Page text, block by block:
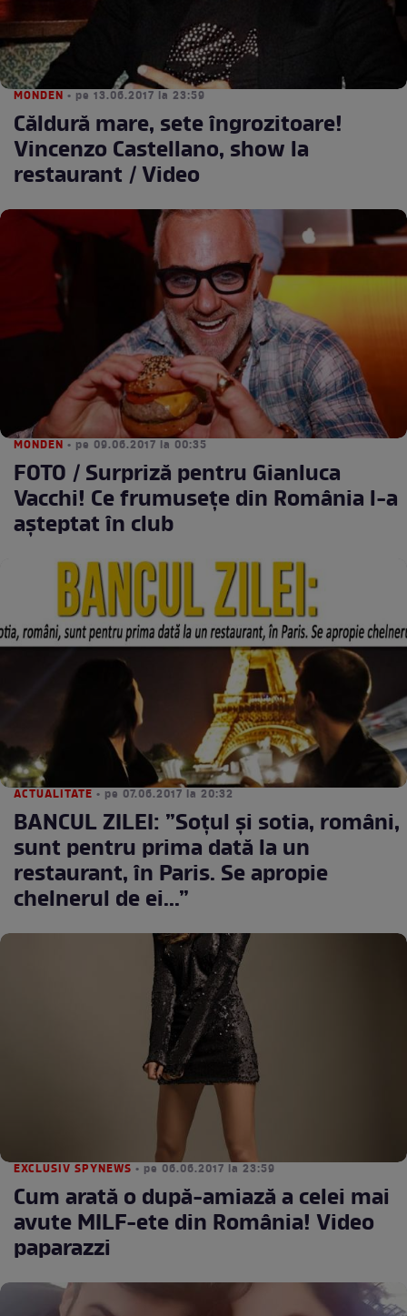
MONDEN • pe 13.06.2017 la 23:59
Căldură mare, sete îngrozitoare!
Vincenzo Castellano, show la
restaurant / Video
MONDEN • pe 09.06.2017 la 00:35
FOTO / Surpriză pentru Gianluca
Vacchi! Ce frumuseţe din România l-a
aşteptat în club
ACTUALITATE • pe 07.06.2017 la 20:32
BANCUL ZILEI: ”Soțul și sotia, români,
sunt pentru prima dată la un
restaurant, în Paris. Se apropie
chelnerul de ei...”
EXCLUSIV SPYNEWS • pe 06.06.2017 la 23:59
Cum arată o după-amiază a celei mai
avute MILF-ete din România! Video
paparazzi